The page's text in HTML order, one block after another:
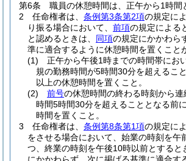
第6条
職員の休憩時間は、正午から1時間
2
任命権者は、 条例第3条第2項の規定に
り振る場合において、 前項の規定による
と認めるときは、 同項の規定にかかわら
準に適合するように休憩時間を置くこと
(1)
正午から午後1時までの時間帯にお
規の勤務時間が5時間30分を超えるこ
以上の休憩時間を置くこと。
(2)
前号の休憩時間の終わる時刻から
時間5時間30分を超えることとなる前
時間を置くこと。
3
任命権者は、 条例第8条第1項の規定に
をさせる場合において、始業の時刻を午
つ、終業の時刻を午後10時以前とすると